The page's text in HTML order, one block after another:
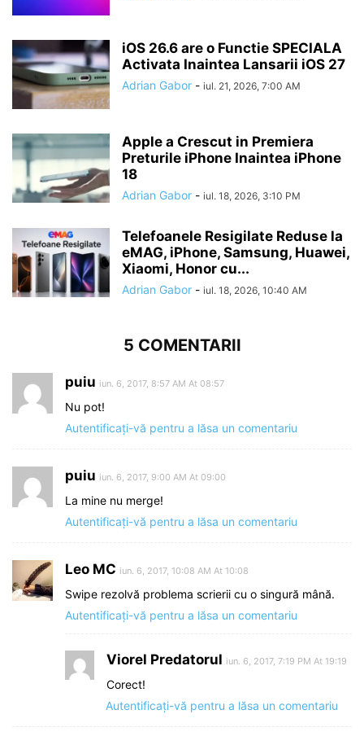
iOS 26.6 are o Functie SPECIALA
Activata Inaintea Lansarii iOS 27
Adrian Gabor - iul. 21, 2026, 7:00 AM
Apple a Crescut in Premiera
Preturile iPhone Inaintea iPhone
18
Adrian Gabor - iul. 18, 2026, 3:10 PM
Telefoanele Resigilate Reduse la
eMAG, iPhone, Samsung, Huawei,
Xiaomi, Honor cu...
Adrian Gabor - iul. 18, 2026, 10:40 AM
5 COMENTARII
puiu iun. 6, 2017, 8:57 AM At 08:57
Nu pot!
Autentificați-vă pentru a lăsa un comentariu
puiu iun. 6, 2017, 9:00 AM At 09:00
La mine nu merge!
Autentificați-vă pentru a lăsa un comentariu
Leo MC iun. 6, 2017, 10:08 AM At 10:08
Swipe rezolvă problema scrierii cu o singură mână.
Autentificați-vă pentru a lăsa un comentariu
Viorel Predatorul iun. 6, 2017, 7:19 PM At 19:19
Corect!
Autentificați-vă pentru a lăsa un comentariu